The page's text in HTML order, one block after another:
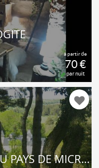
à partir de
70 €
par nuit
DE MICROPOLIS